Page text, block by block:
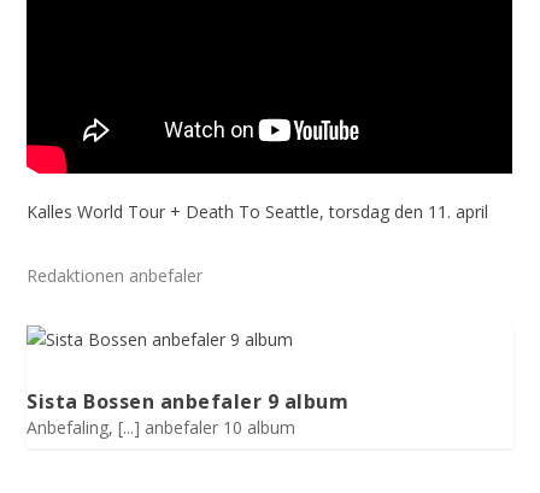
Kalles World Tour + Death To Seattle, torsdag den 11. april
Redaktionen anbefaler
Sista Bossen anbefaler 9 album
Anbefaling,[...] anbefaler 10 album